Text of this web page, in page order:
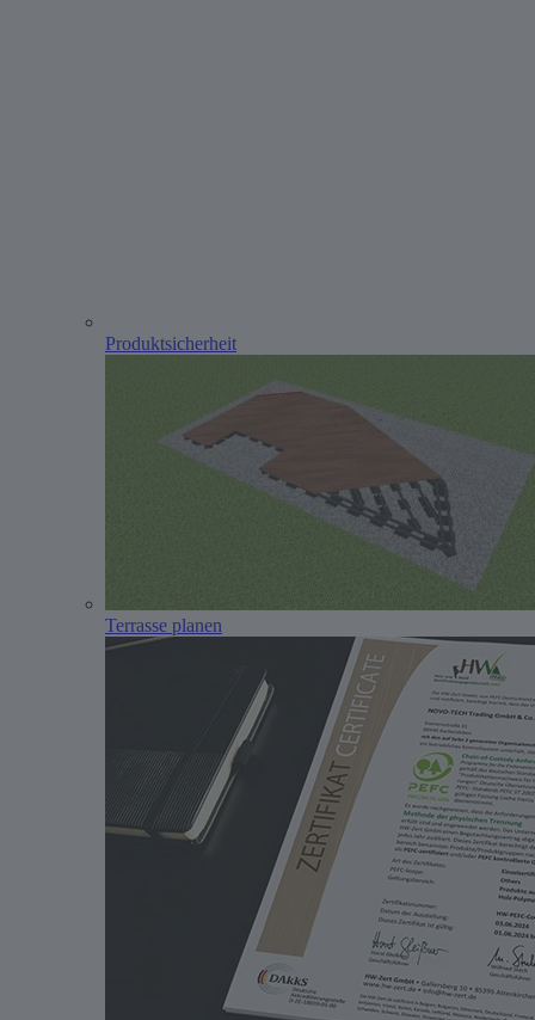
Produktsicherheit
Terrasse planen